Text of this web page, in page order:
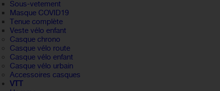
Sous-vetement
Masque COVID19
Tenue complète
Veste vélo enfant
Casque chrono
Casque vélo route
Casque vélo enfant
Casque vélo urbain
Accessoires casques
VTT